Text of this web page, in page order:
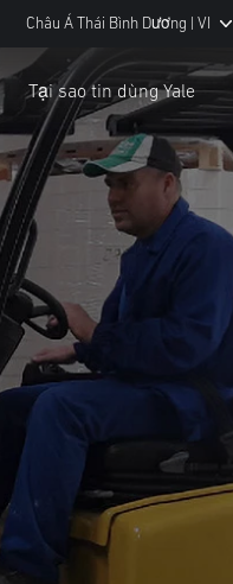
Châu Á Thái Bình Dương | VI
Tại sao tin dùng Yale